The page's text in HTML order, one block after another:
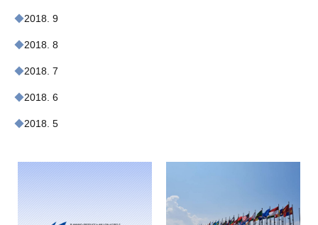
2018. 9
2018. 8
2018. 7
2018. 6
2018. 5